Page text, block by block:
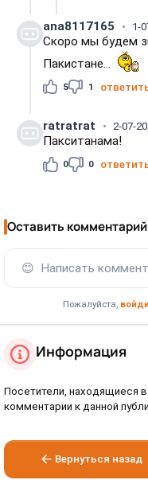
ana8117165 1-
Скоро мы будем
Пакистане...
5 1
ratratrat 2-07-
Пакситанама!
0 0
Оставить комментарий
😊 Написать
Пожалуйста,
Информация
Посетители, находящиеся в
комментарии к данной
Вернуться назад